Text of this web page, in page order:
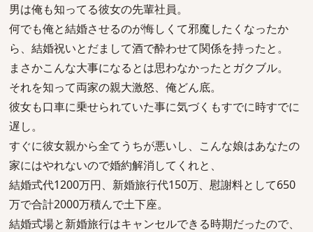
男は俺も知ってる彼女の先輩社員。
何でも俺と結婚させるのが悔しくて邪魔したくなったか
ら、結婚祝いとだまして酒で酔わせて関係を持ったと。
まさかこんな大事になるとは思わなかったとガクブル。
それを知って両家の親大激怒、俺どん底。
彼女も口車に乗せられていた事に気づくもすでに時すでに
遅し。
すぐに彼女親から全てうちが悪いし、こんな娘はあなたの
家にはやれないので婚約解消してくれと、
結婚式代1200万円、新婚旅行代150万、慰謝料として650
万で合計2000万積んで土下座。
結婚式場と新婚旅行はキャンセルできる時期だったので、